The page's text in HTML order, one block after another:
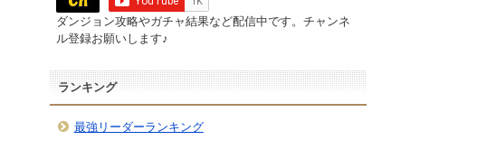
ダンジョン攻略やガチャ結果など配信中です。チャンネ
ル登録お願いします♪
ランキング
最強リーダーランキング